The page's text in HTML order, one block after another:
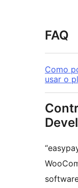
FAQ
Como
usar o